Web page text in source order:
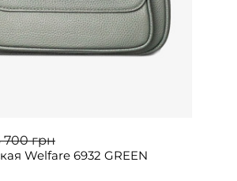
700 грн
Welfare 6932 GREEN